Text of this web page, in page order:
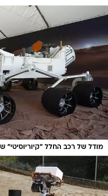
מודל של רכב החלל "קיוריוסיטי"